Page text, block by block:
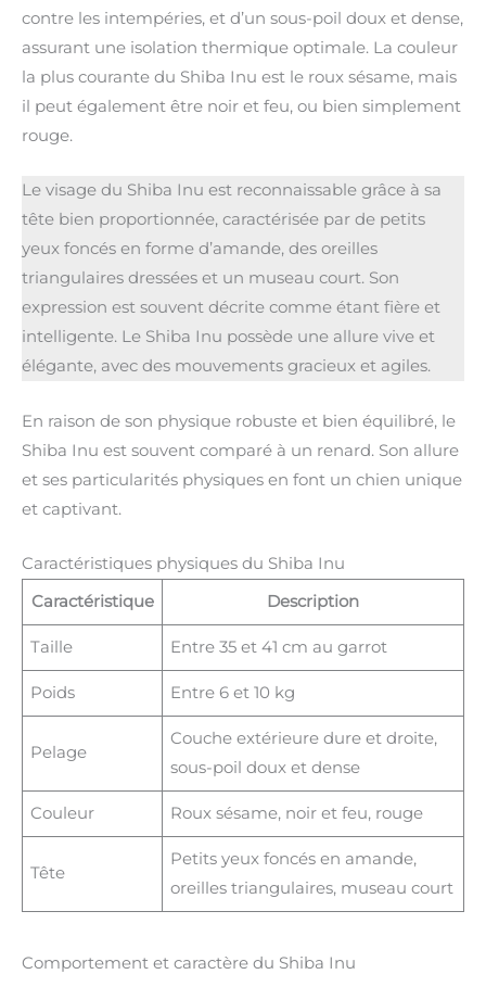
contre les intempéries, et d’un sous-poil doux et dense,
assurant une isolation thermique optimale. La couleur
la plus courante du Shiba Inu est le roux sésame, mais
il peut également être noir et feu, ou bien simplement
rouge.
Le visage du Shiba Inu est reconnaissable grâce à sa
tête bien proportionnée, caractérisée par de petits
yeux foncés en forme d’amande, des oreilles
triangulaires dressées et un museau court. Son
expression est souvent décrite comme étant fière et
intelligente. Le Shiba Inu possède une allure vive et
élégante, avec des mouvements gracieux et agiles.
En raison de son physique robuste et bien équilibré, le
Shiba Inu est souvent comparé à un renard. Son allure
et ses particularités physiques en font un chien unique
et captivant.
Caractéristiques physiques du Shiba Inu
Caractéristique
Description
Taille Entre 35 et 41 cm au garrot
Poids Entre 6 et 10 kg
Pelage
Couche extérieure dure et droite,
sous-poil doux et dense
Couleur Roux sésame, noir et feu, rouge
Tête
Petits yeux foncés en amande,
oreilles triangulaires, museau court
Comportement et caractère du Shiba Inu